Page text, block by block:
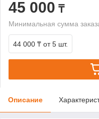
45 000 ₸
Минимальная сумма
44 000 ₸ от 5 шт.
Описание